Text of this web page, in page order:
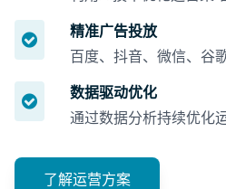
精准广告投放
百度、抖音、微信、谷
数据驱动优化
通过数据分析持续优化
了解运营方案